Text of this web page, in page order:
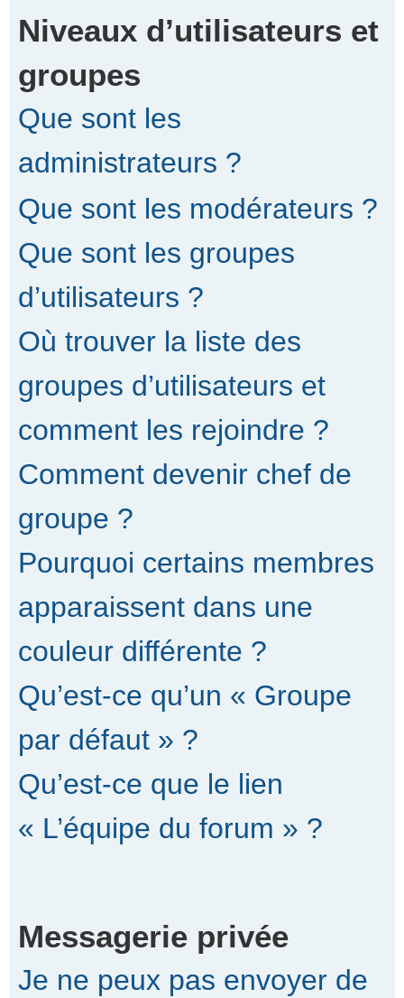
Niveaux d’utilisateurs et
groupes
Que sont les
administrateurs ?
Que sont les modérateurs ?
Que sont les groupes
d’utilisateurs ?
Où trouver la liste des
groupes d’utilisateurs et
comment les rejoindre ?
Comment devenir chef de
groupe ?
Pourquoi certains membres
apparaissent dans une
couleur différente ?
Qu’est-ce qu’un « Groupe
par défaut » ?
Qu’est-ce que le lien
« L’équipe du forum » ?
Messagerie privée
Je ne peux pas envoyer de